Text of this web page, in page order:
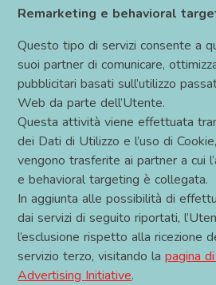
Remarketing e behavioral
Questo tipo di servizi consente a
suoi partner di comunicare,
pubblicitari basati sull’utilizzo
Web da parte dell’Utente.
Questa attività viene effettuata
dei Dati di Utilizzo e l’uso di
vengono trasferite ai partner a cui
e behavioral targeting è collegata.
In aggiunta alle possibilità di
dai servizi di seguito riportati,
l’esclusione rispetto alla ricezione
servizio terzo, visitando lapagina
Advertising Initiative.